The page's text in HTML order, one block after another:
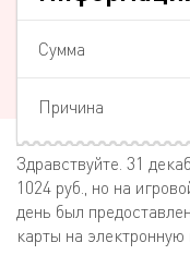
Сумма
Причина
Здравствуйте. 31
1024 руб., но на
день был
карты на